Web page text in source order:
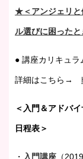
★＜アンジェリと
ル選びに困った
● 講座カリキュラ
詳細はこちら→
＜入門＆アドバ
日程表＞
・ 入門講座 （